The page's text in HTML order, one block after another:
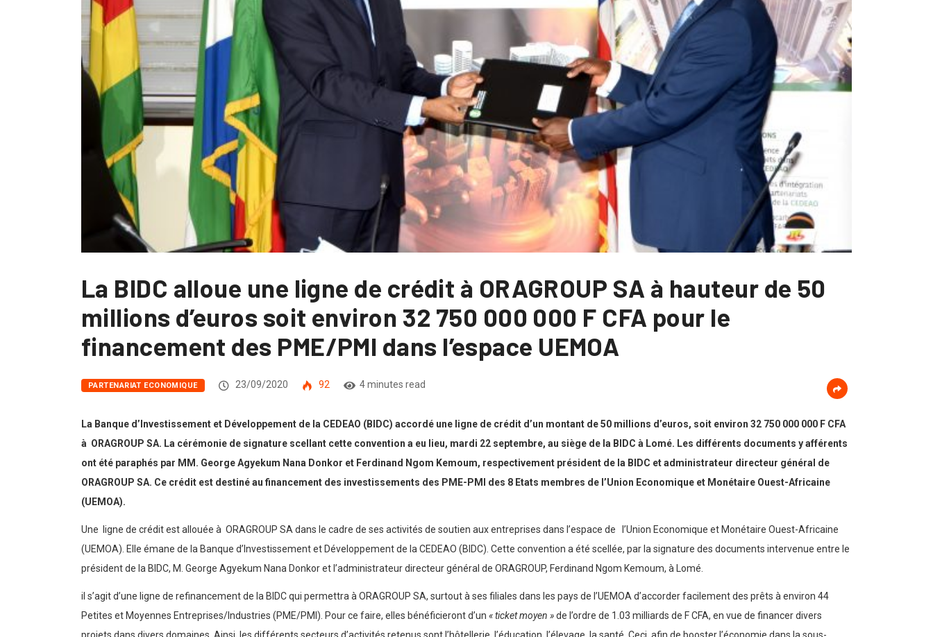
La BIDC alloue une ligne de crédit à ORAGROUP SA à hauteur de 50
millions d’euros soit environ 32 750 000 000 F CFA pour le
financement des PME/PMI dans l’espace UEMOA
PARTENARIAT ECONOMIQUE 23/09/2020 92 4 minutes read
La Banque d’Investissement et Développement de la CEDEAO (BIDC) accordé une ligne de crédit d’un montant de 50 millions d’euros, soit environ 32 750 000 000 F CFA
à ORAGROUP SA. La cérémonie de signature scellant cette convention a eu lieu, mardi 22 septembre, au siège de la BIDC à Lomé. Les différents documents y afférents
ont été paraphés par MM. George Agyekum Nana Donkor et Ferdinand Ngom Kemoum, respectivement président de la BIDC et administrateur directeur général de
ORAGROUP SA. Ce crédit est destiné au financement des investissements des PME-PMI des 8 Etats membres de l’Union Economique et Monétaire Ouest-Africaine
(UEMOA).
Une ligne de crédit est allouée à ORAGROUP SA dans le cadre de ses activités de soutien aux entreprises dans l’espace de l’Union Economique et Monétaire Ouest-Africaine
(UEMOA). Elle émane de la Banque d’Investissement et Développement de la CEDEAO (BIDC). Cette convention a été scellée, par la signature des documents intervenue entre le
président de la BIDC, M. George Agyekum Nana Donkor et l’administrateur directeur général de ORAGROUP, Ferdinand Ngom Kemoum, à Lomé.
il s’agit d’une ligne de refinancement de la BIDC qui permettra à ORAGROUP SA, surtout à ses filiales dans les pays de l’UEMOA d’accorder facilement des prêts à environ 44
Petites et Moyennes Entreprises/Industries (PME/PMI). Pour ce faire, elles bénéficieront d’un « ticket moyen »de l’ordre de 1.03 milliards de F CFA, en vue de financer divers